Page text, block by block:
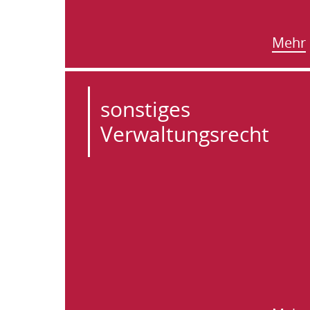
Mehr
sonstiges
Verwaltungsrecht